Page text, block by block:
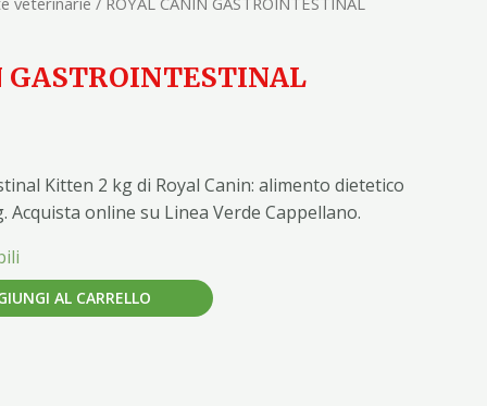
GASTROINTESTINAL
Kitten 2 kg di Royal Canin: alimento dietetico
Acquista online su Linea Verde Cappellano.
AL CARRELLO